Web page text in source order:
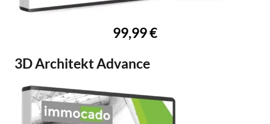
99,99 €
3D Architekt Advance